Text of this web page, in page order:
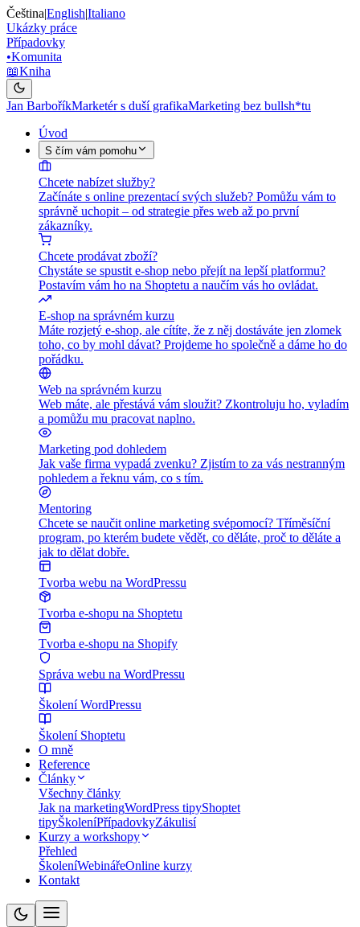
Čeština|English|Italiano
Ukázky práce
Případovky
•Komunita
📖Kniha
Jan BarboříkMarketér s duší grafikaMarketing bez bullsh*tu
Úvod
S čím vám pomohu
Chcete nabízet služby?
Začínáte s online prezentací svých služeb? Pomůžu vám to
správně uchopit – od strategie přes web až po první
zákazníky.
Chcete prodávat zboží?
Chystáte se spustit e-shop nebo přejít na lepší platformu?
Postavím vám ho na Shoptetu a naučím vás ho ovládat.
E-shop na správném kurzu
Máte rozjetý e-shop, ale cítíte, že z něj dostáváte jen zlomek
toho, co by mohl dávat? Projdeme ho společně a dáme ho do
pořádku.
Web na správném kurzu
Web máte, ale přestává vám sloužit? Zkontroluju ho, vyladím
a pomůžu mu pracovat naplno.
Marketing pod dohledem
Jak vaše firma vypadá zvenku? Zjistím to za vás nestranným
pohledem a řeknu vám, co s tím.
Mentoring
Chcete se naučit online marketing svépomocí? Tříměsíční
program, po kterém budete vědět, co děláte, proč to děláte a
jak to dělat dobře.
Tvorba webu na WordPressu
Tvorba e-shopu na Shoptetu
Tvorba e-shopu na Shopify
Správa webu na WordPressu
Školení WordPressu
Školení Shoptetu
O mně
Reference
Články
Všechny články
Jak na marketingWordPress tipyShoptet
tipyŠkoleníPřípadovkyZákulisí
Kurzy a workshopy
Přehled
ŠkoleníWebinářeOnline kurzy
Kontakt